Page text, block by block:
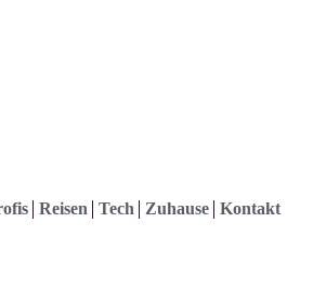
Reisen Tech Zuhause Kontakt